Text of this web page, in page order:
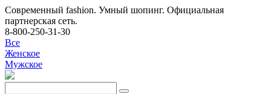
Современный fashion. Умный шопинг. Официальная
партнерская сеть.
8-800-250-31-30
Все
Женское
Мужское